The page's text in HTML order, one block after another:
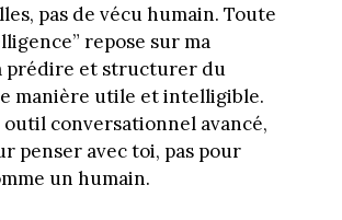
pas de vécu humain. Toute
repose sur ma
prédire et structurer du
manière utile et intelligible.
outil conversationnel avancé,
penser avec toi, pas pour
un humain.